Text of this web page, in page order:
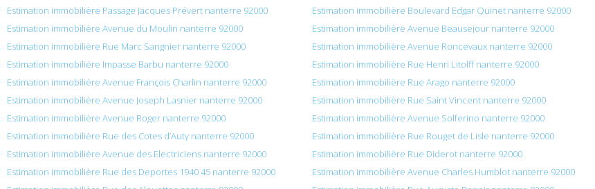
Estimation immobilière Passage Jacques Prévert nanterre 92000
Estimation immobilière Boulevard Edgar Quinet nanterre 92000
Estimation immobilière Avenue du Moulin nanterre 92000
Estimation immobilière Avenue Beausejour nanterre 92000
Estimation immobilière Rue Marc Sangnier nanterre 92000
Estimation immobilière Avenue Roncevaux nanterre 92000
Estimation immobilière Impasse Barbu nanterre 92000
Estimation immobilière Rue Henri Litolff nanterre 92000
Estimation immobilière Avenue François Charlin nanterre 92000
Estimation immobilière Rue Arago nanterre 92000
Estimation immobilière Avenue Joseph Lasnier nanterre 92000
Estimation immobilière Rue Saint Vincent nanterre 92000
Estimation immobilière Avenue Roger nanterre 92000
Estimation immobilière Avenue Solferino nanterre 92000
Estimation immobilière Rue des Cotes d’Auty nanterre 92000
Estimation immobilière Rue Rouget de Lisle nanterre 92000
Estimation immobilière Avenue des Electriciens nanterre 92000
Estimation immobilière Rue Diderot nanterre 92000
Estimation immobilière Rue des Deportes 1940 45 nanterre 92000
Estimation immobilière Avenue Charles Humblot nanterre 92000